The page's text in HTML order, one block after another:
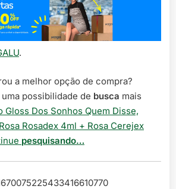
.
a melhor opção de compra?
possibilidade de busca mais
Gloss Dos Sonhos Quem Disse,
Rosadex 4ml + Rosa Cerejex
pesquisando…